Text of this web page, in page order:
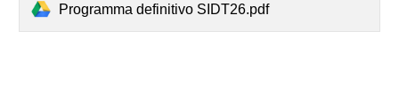
Programma definitivo SIDT26.pdf